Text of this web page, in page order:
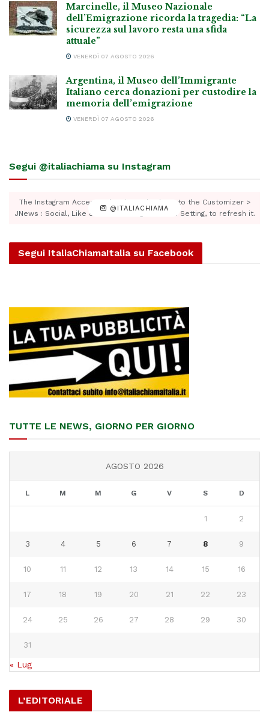
Marcinelle, il Museo Nazionale
dell’Emigrazione ricorda la tragedia: “La
sicurezza sul lavoro resta una sfida
attuale”
VENERDÌ 07 AGOSTO 2026
Argentina, il Museo dell’Immigrante
Italiano cerca donazioni per custodire la
memoria dell’emigrazione
VENERDÌ 07 AGOSTO 2026
Segui @italiachiama su Instagram
@ITALIACHIAMA
The Instagram Access Token is expired, Go to the Customizer >
JNews : Social, Like & View > Instagram Feed Setting, to refresh it.
Segui ItaliaChiamaItalia su Facebook
TUTTE LE NEWS, GIORNO PER GIORNO
AGOSTO 2026
L M M G V S D
1 2
3 4 5 6 7 8 9
10 11 12 13 14 15 16
17 18 19 20 21 22 23
24 25 26 27 28 29 30
31
« Lug
L’EDITORIALE